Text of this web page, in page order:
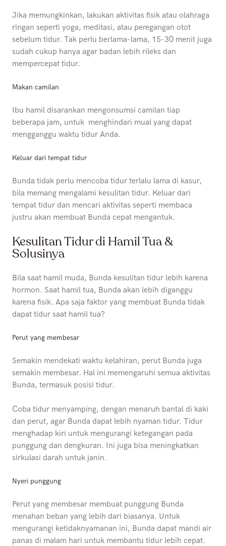
Jika memungkinkan, lakukan aktivitas fisik atau olahraga
ringan seperti yoga, meditasi, atau peregangan otot
sebelum tidur. Tak perlu berlama-lama, 15-30 menit juga
sudah cukup hanya agar badan lebih rileks dan
mempercepat tidur.
Makan camilan
Ibu hamil disarankan mengonsumsi camilan tiap
beberapa jam, untuk menghindari mual yang dapat
mengganggu waktu tidur Anda.
Keluar dari tempat tidur
Bunda tidak perlu mencoba tidur terlalu lama di kasur,
bila memang mengalami kesulitan tidur. Keluar dari
tempat tidur dan mencari aktivitas seperti membaca
justru akan membuat Bunda cepat mengantuk.
Kesulitan Tidur di Hamil Tua &
Solusinya
Bila saat hamil muda, Bunda kesulitan tidur lebih karena
hormon. Saat hamil tua, Bunda akan lebih diganggu
karena fisik. Apa saja faktor yang membuat Bunda tidak
dapat tidur saat hamil tua?
Perut yang membesar
Semakin mendekati waktu kelahiran, perut Bunda juga
semakin membesar. Hal ini memengaruhi semua aktivitas
Bunda, termasuk posisi tidur.
Coba tidur menyamping, dengan menaruh bantal di kaki
dan perut, agar Bunda dapat lebih nyaman tidur. Tidur
menghadap kiri untuk mengurangi ketegangan pada
punggung dan dengkuran. Ini juga bisa meningkatkan
sirkulasi darah untuk janin.
Nyeri punggung
Perut yang membesar membuat punggung Bunda
menahan beban yang lebih dari biasanya. Untuk
mengurangi ketidaknyamanan ini, Bunda dapat mandi air
panas di malam hari untuk membantu tidur lebih cepat.